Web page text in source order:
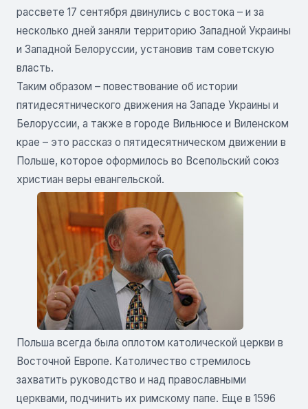
рассвете 17 сентября двинулись с востока – и за
несколько дней заняли территорию Западной Украины
и Западной Белоруссии, установив там советскую
власть.
Таким образом – повествование об истории
пятидесятнического движения на Западе Украины и
Белоруссии, а также в городе Вильнюсе и Виленском
крае – это рассказ о пятидесятническом движении в
Польше, которое оформилось во Всепольский союз
христиан веры евангельской.
Польша всегда была оплотом католической церкви в
Восточной Европе. Католичество стремилось
захватить руководство и над православными
церквами, подчинить их римскому папе. Еще в 1596